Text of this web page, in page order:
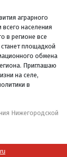
аграрного
всего населения
в регионе все
площадкой
обмена
Приглашаю
на селе,
в
Нижегородской